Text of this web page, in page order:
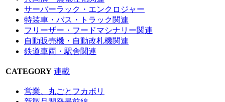
サーバーラック・エンクロジャー
特装車・バス・トラック関連
フリーザー・フードマシナリー関連
自動販売機・自動改札機関連
鉄道車両・駅舎関連
CATEGORY 連載
営業、丸ごとフカボリ